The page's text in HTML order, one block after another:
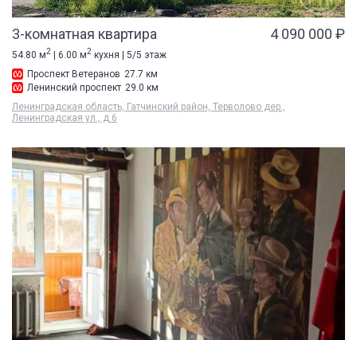
3-комнатная квартира 4 090 000 ₽
54.80 м2 | 6.00 м2 кухня | 5/5 этаж
Проспект Ветеранов 27.7 км
Ленинский проспект 29.0 км
Ленинградская область, Гатчинский район, Терволово дер.,
Ленинградская ул., д 6